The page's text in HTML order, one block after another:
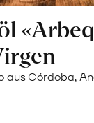
aus Córdoba,